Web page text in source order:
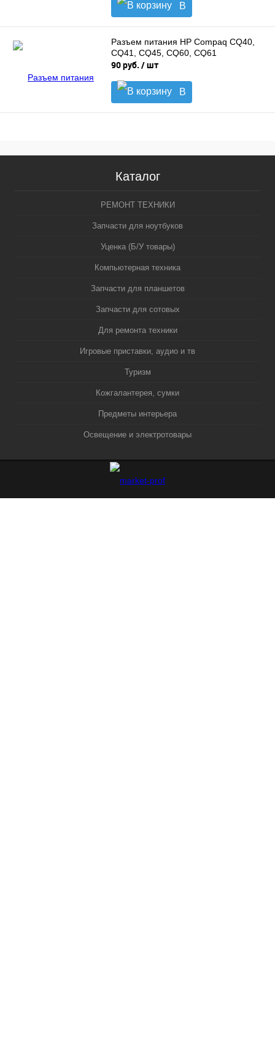
В
корзину
Разъем питания HP Compaq CQ40,
CQ41, CQ45, CQ60, CQ61
90 руб. / шт
В
корзину
Каталог
РЕМОНТ ТЕХНИКИ
Запчасти для ноутбуков
Уценка (Б/У товары)
Компьютерная техника
Запчасти для планшетов
Запчасти для сотовых
Для ремонта техники
Игровые приставки, аудио и тв
Туризм
Кожгалантерея, сумки
Предметы интерьера
Освещение и электротовары